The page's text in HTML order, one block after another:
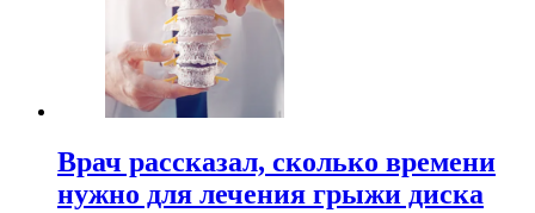
Врач рассказал, сколько времени
нужно для лечения грыжи диска